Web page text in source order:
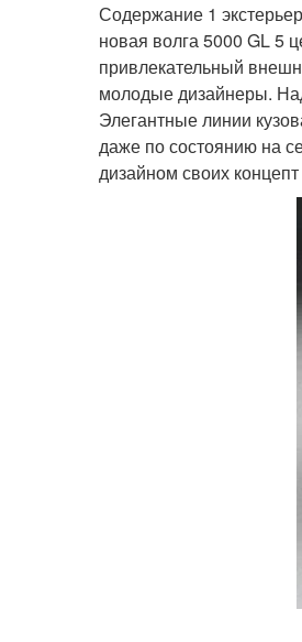
Содержание 1
новая волга 5000 GL 5
привлекательный
молодые дизайнеры.
Элегантные линии
даже по состоянию на
дизайном своих